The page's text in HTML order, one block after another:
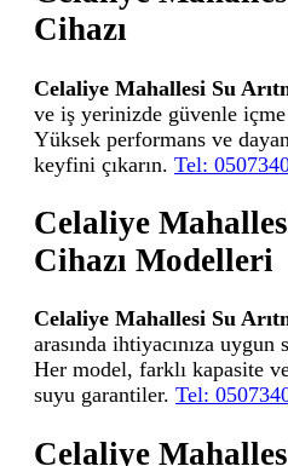
Cihazı
Celaliye Mahallesi Su
ve iş yerinizde güvenle
Yüksek performans ve
keyfini çıkarın. Tel:
Celaliye
Cihazı Modelleri
Celaliye Mahallesi Su
arasında ihtiyacınıza
Her model, farklı kapasite
suyu garantiler. Tel:
Celaliye